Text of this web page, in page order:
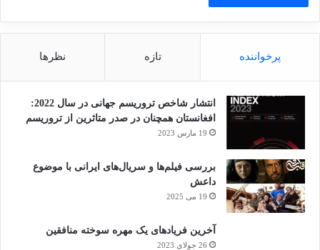
پرخواننده تازه نظرها
انتشار شاخص تروریسم جهانی در سال 2022:
افغانستان همچنان در صدر متاثرین از تروریسم
19 مارس 2023
بررسی فیلم‌ها و سریال‌های ایرانی با موضوع
داعش
19 می 2025
آخرین فریادهای یک مهره سوخته منافقین
26 جولای 2023